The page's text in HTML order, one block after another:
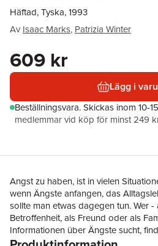
Häftad, Tyska, 1993
Av Isaac Marks, Patrizia Winter
609 kr
Lägg i
Beställningsvara.Skickas inom 10-
medlemmar vid köp för minst 249
Angst zu haben, ist in vielen
wenn Ängste anfangen, das
sollte man etwas dagegen tun. Wer
Betroffenheit, als Freund oder als
Informationen über Ängste sucht,
Wissenswerte über ihre Ursachen,